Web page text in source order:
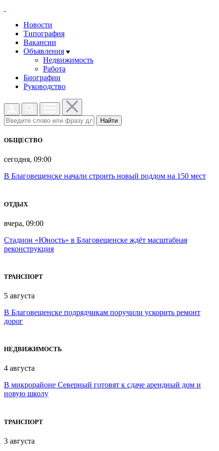
Новости
Типография
Вакансии
Объявления
Недвижимость
Работа
Биографии
Руководство
Найти
ОБЩЕСТВО
сегодня, 09:00
В Благовещенске начали строить новый роддом на 150 мест
ОТДЫХ
вчера, 09:00
Стадион «Юность» в Благовещенске ждёт масштабная
реконструкция
ТРАНСПОРТ
5 августа
В Благовещенске подрядчикам поручили ускорить ремонт
дорог
НЕДВИЖИМОСТЬ
4 августа
В микрорайоне Северный готовят к сдаче арендный дом и
новую школу
ТРАНСПОРТ
3 августа